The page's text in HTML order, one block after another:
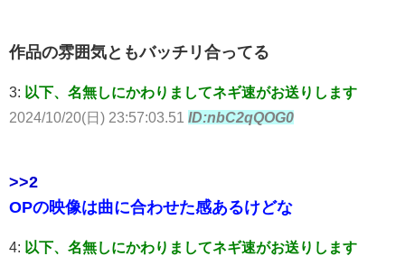
作品の雰囲気ともバッチリ合ってる
3: 以下、名無しにかわりましてネギ速がお送りします
2024/10/20(日) 23:57:03.51 ID:nbC2qQOG0
>>2
OPの映像は曲に合わせた感あるけどな
4: 以下、名無しにかわりましてネギ速がお送りします